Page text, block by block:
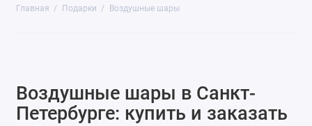
Главная Подарки Воздушные шары
Конфеты и шоколад
Открытки
Воздушные шары в Санкт-
Петербурге: купить и заказать